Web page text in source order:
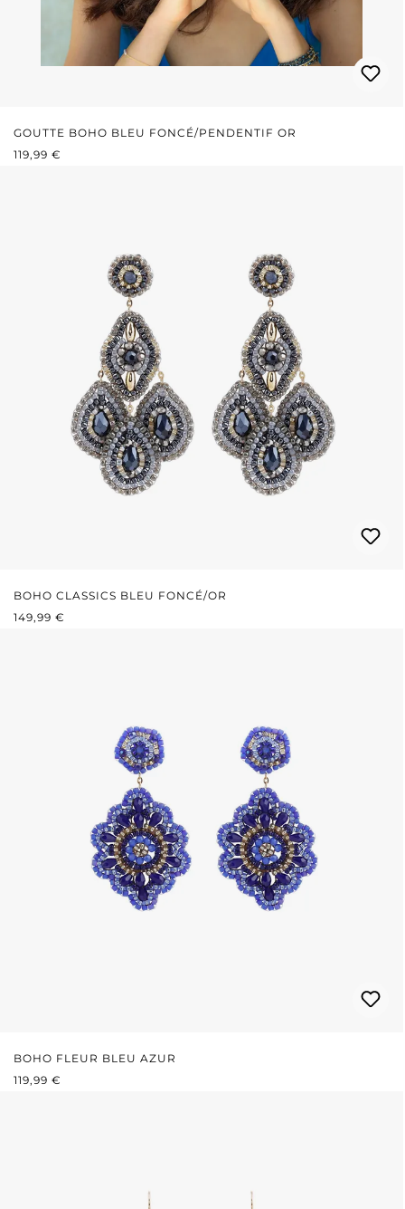
GOUTTE BOHO BLEU FONCÉ/PENDENTIF OR
PRIX RÉGULIER :
119,99 €
BOHO CLASSICS BLEU FONCÉ/OR
PRIX RÉGULIER :
149,99 €
BOHO FLEUR BLEU AZUR
PRIX RÉGULIER :
119,99 €